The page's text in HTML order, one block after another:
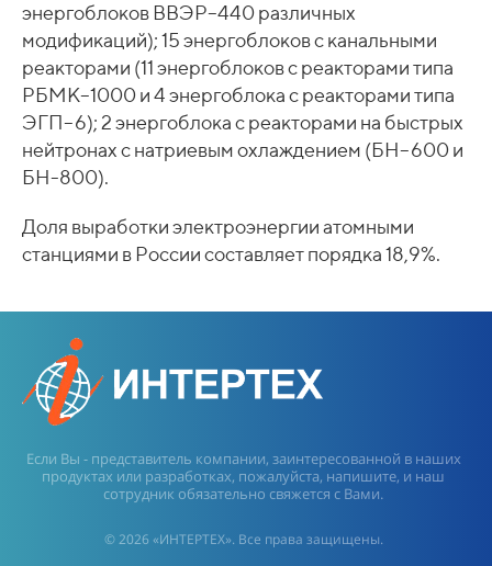
энергоблоков ВВЭР–440 различных
модификаций); 15 энергоблоков с канальными
реакторами (11 энергоблоков с реакторами типа
РБМК–1000 и 4 энергоблока с реакторами типа
ЭГП–6); 2 энергоблока с реакторами на быстрых
нейтронах с натриевым охлаждением (БН–600 и
БН-800).
Доля выработки электроэнергии атомными
станциями в России составляет порядка 18,9%.
Если Вы - представитель компании, заинтересованной в наших
продуктах или разработках, пожалуйста, напишите, и наш
сотрудник обязательно свяжется с Вами.
© 2026 «ИНТЕРТЕХ». Все права защищены.